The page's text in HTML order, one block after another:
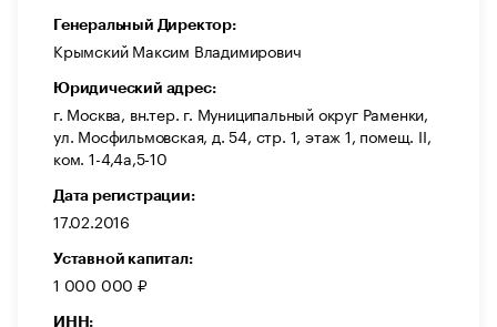
Генеральный Директор:
Крымский Максим Владимирович
Юридический адрес:
г. Москва, вн.тер. г. Муниципальный округ Раменки,
ул. Мосфильмовская, д. 54, стр. 1, этаж 1, помещ. II,
ком. 1-4,4а,5-10
Дата регистрации:
17.02.2016
Уставной капитал:
1 000 000 ₽
ИНН: